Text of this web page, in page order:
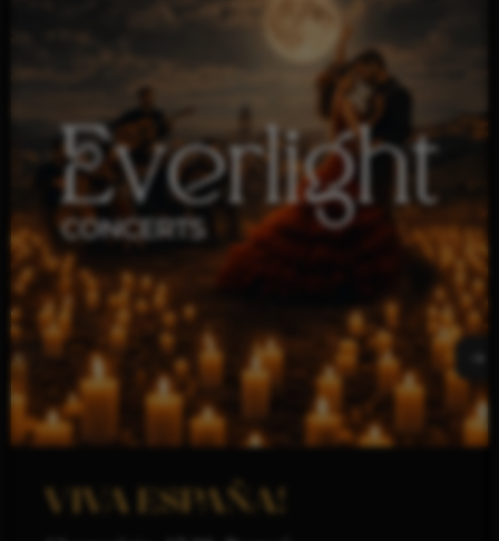
VIVA ESPAÑA!
INNE ZAPYTANIA:
+48 576 337 833
EVERLIGHT.CONCERTS@GMAIL.COM
Dodatkowe
POLITYKA PRYWATNOŚCI
everlight concerts to projekt fundacji
wspierający cele statutowe
ZARZĄDZANIE PLIKAMI COOKIE